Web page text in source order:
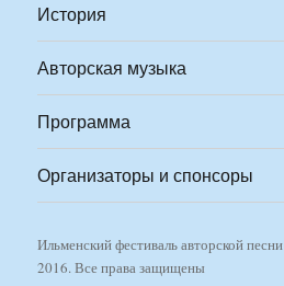
История
Авторская музыка
Программа
Организаторы и спонсоры
Ильменский фестиваль авторской песни
2016. Все права защищены